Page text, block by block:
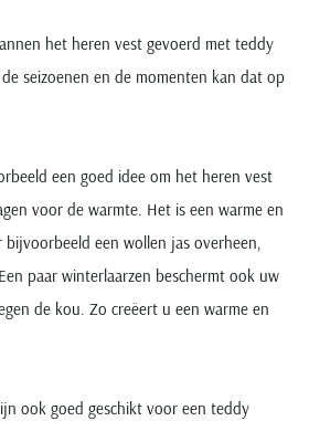
het heren vest gevoerd met teddy
seizoenen en de momenten kan dat op
een goed idee om het heren vest
voor de warmte. Het is een warme en
bijvoorbeeld een wollen jas overheen,
paar winterlaarzen beschermt ook uw
de kou. Zo creëert u een warme en
ook goed geschikt voor een teddy